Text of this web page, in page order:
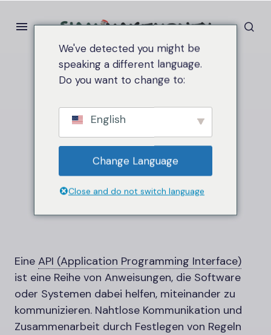
Heim API (Application Programming Interface)
API (Application
Programming
Interface)
Eine API (Application Programming Interface)
ist eine Reihe von Anweisungen, die Software
oder Systemen dabei helfen, miteinander zu
kommunizieren. Nahtlose Kommunikation und
Zusammenarbeit durch Festlegen von Regeln
We've detected you might be
speaking a different language.
Do you want to change to:
English
Change Language
Close and do not switch language